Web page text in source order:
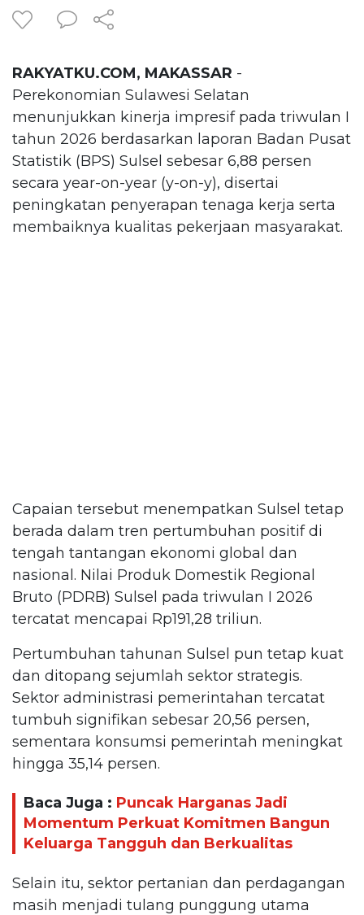
RAKYATKU.COM, MAKASSAR -
Perekonomian Sulawesi Selatan
menunjukkan kinerja impresif pada triwulan I
tahun 2026 berdasarkan laporan Badan Pusat
Statistik (BPS) Sulsel sebesar 6,88 persen
secara year-on-year (y-on-y), disertai
peningkatan penyerapan tenaga kerja serta
membaiknya kualitas pekerjaan masyarakat.
Capaian tersebut menempatkan Sulsel tetap
berada dalam tren pertumbuhan positif di
tengah tantangan ekonomi global dan
nasional. Nilai Produk Domestik Regional
Bruto (PDRB) Sulsel pada triwulan I 2026
tercatat mencapai Rp191,28 triliun.
Pertumbuhan tahunan Sulsel pun tetap kuat
dan ditopang sejumlah sektor strategis.
Sektor administrasi pemerintahan tercatat
tumbuh signifikan sebesar 20,56 persen,
sementara konsumsi pemerintah meningkat
hingga 35,14 persen.
Baca Juga : Puncak Harganas Jadi
Momentum Perkuat Komitmen Bangun
Keluarga Tangguh dan Berkualitas
Selain itu, sektor pertanian dan perdagangan
masih menjadi tulang punggung utama